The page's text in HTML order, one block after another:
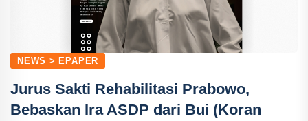
NEWS > EPAPER
Jurus Sakti Rehabilitasi Prabowo,
Bebaskan Ira ASDP dari Bui (Koran